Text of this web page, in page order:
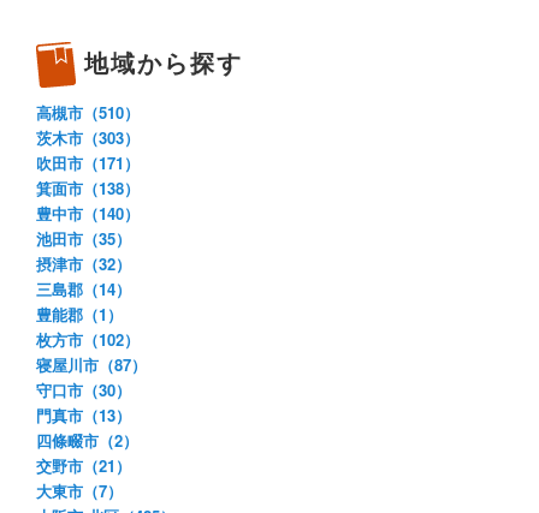
地域から探す
高槻市（510）
茨木市（303）
吹田市（171）
箕面市（138）
豊中市（140）
池田市（35）
摂津市（32）
三島郡（14）
豊能郡（1）
枚方市（102）
寝屋川市（87）
守口市（30）
門真市（13）
四條畷市（2）
交野市（21）
大東市（7）